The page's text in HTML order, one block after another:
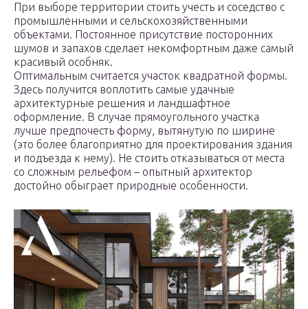
При выборе территории стоить учесть и соседство с
промышленными и сельскохозяйственными
объектами. Постоянное присутствие посторонних
шумов и запахов сделает некомфортным даже самый
красивый особняк.
Оптимальным считается участок квадратной формы.
Здесь получится воплотить самые удачные
архитектурные решения и ландшафтное
оформление. В случае прямоугольного участка
лучше предпочесть форму, вытянутую по ширине
(это более благоприятно для проектирования здания
и подъезда к нему). Не стоить отказываться от места
со сложным рельефом – опытный архитектор
достойно обыграет природные особенности.